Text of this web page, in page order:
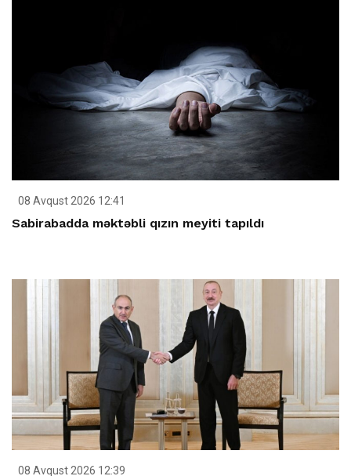
08 Avqust 2026 12:41
Sabirabadda məktəbli qızın meyiti tapıldı
08 Avqust 2026 12:39